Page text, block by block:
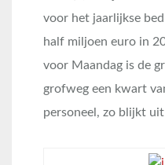
voor het jaarlijkse
half miljoen euro in
voor Maandag is de
grofweg een kwart
personeel, zo blijkt